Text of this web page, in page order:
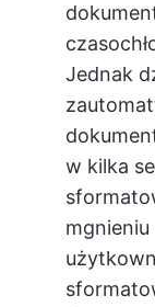
Jednak
w kilka